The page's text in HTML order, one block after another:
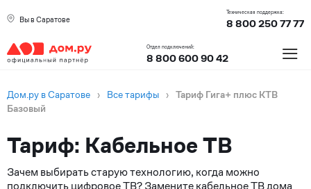
Вы в Саратове
Техническая поддержка:
8 800 250 77 77
Отдел подключений:
8 800 600 90 42 ≡
Дом.ру в Саратове › Все тарифы › Тариф Гига+ плюс КТВ
Базовый
Тариф: Кабельное ТВ
Зачем выбирать старую технологию, когда можно
подключить цифровое ТВ? Замените кабельное ТВ дома